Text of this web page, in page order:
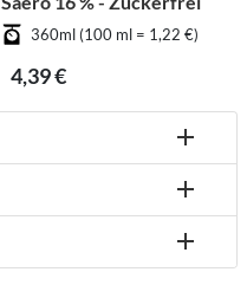
360ml (100 ml = 1,22 €)
4,39 €